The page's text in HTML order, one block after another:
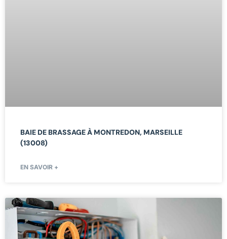
BAIE DE BRASSAGE À MONTREDON, MARSEILLE
(13008)
EN SAVOIR +